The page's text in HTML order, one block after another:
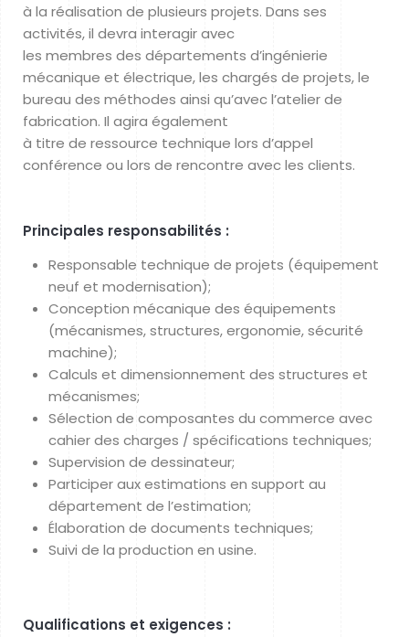
à la réalisation de plusieurs projets. Dans ses
activités, il devra interagir avec
les membres des départements d’ingénierie
mécanique et électrique, les chargés de projets, le
bureau des méthodes ainsi qu’avec l’atelier de
fabrication. Il agira également
à titre de ressource technique lors d’appel
conférence ou lors de rencontre avec les clients.
Principales responsabilités :
Responsable technique de projets (équipement
neuf et modernisation);
Conception mécanique des équipements
(mécanismes, structures, ergonomie, sécurité
machine);
Calculs et dimensionnement des structures et
mécanismes;
Sélection de composantes du commerce avec
cahier des charges / spécifications techniques;
Supervision de dessinateur;
Participer aux estimations en support au
département de l’estimation;
Élaboration de documents techniques;
Suivi de la production en usine.
Qualifications et exigences :